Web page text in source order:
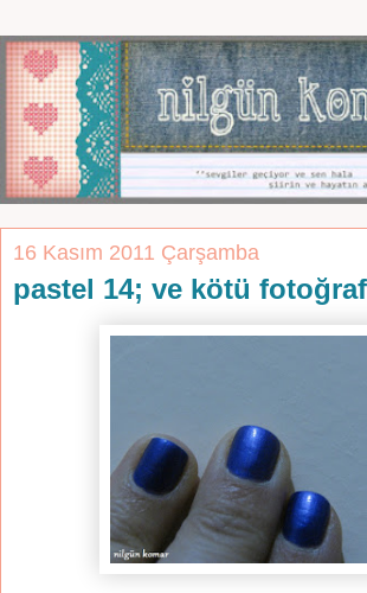
16 Kasım 2011 Çarşamba
pastel 14; ve kötü